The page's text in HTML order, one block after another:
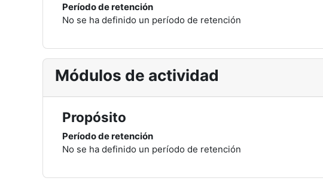
Período de retención
No se ha definido un período de retención
Módulos de actividad
Propósito
Período de retención
No se ha definido un período de retención